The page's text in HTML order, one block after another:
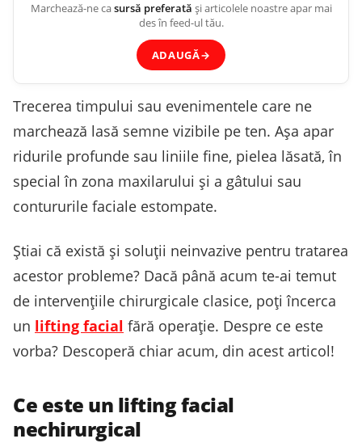
Marchează-ne casursă preferată și articolele noastre apar mai
des în feed-ul tău.
ADAUGĂ→
Trecerea timpului sau evenimentele care ne
marchează lasă semne vizibile pe ten. Așa apar
ridurile profunde sau liniile fine, pielea lăsată, în
special în zona maxilarului și a gâtului sau
contururile faciale estompate.
Știai că există și soluții neinvazive pentru tratarea
acestor probleme? Dacă până acum te-ai temut
de intervențiile chirurgicale clasice, poți încerca
un lifting facial fără operație. Despre ce este
vorba? Descoperă chiar acum, din acest articol!
Ce este un lifting facial
nechirurgical